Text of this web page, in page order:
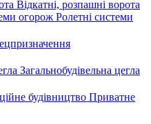
Відкатні, розпашні ворота
огорож Ролетні системи
Загальнобудівельна цегла
будівництво Приватне